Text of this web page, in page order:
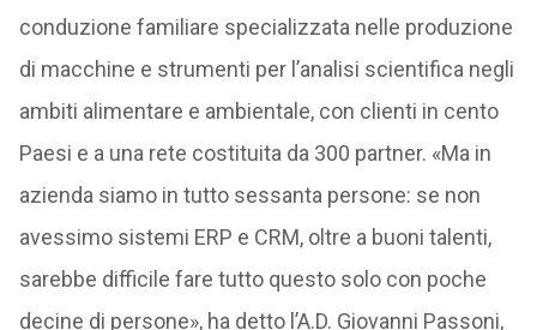
conduzione familiare specializzata nelle produzione
di macchine e strumenti per l’analisi scientifica negli
ambiti alimentare e ambientale, con clienti in cento
Paesi e a una rete costituita da 300 partner. «Ma in
azienda siamo in tutto sessanta persone: se non
avessimo sistemi ERP e CRM, oltre a buoni talenti,
sarebbe difficile fare tutto questo solo con poche
decine di persone», ha detto l’A.D. Giovanni Passoni,